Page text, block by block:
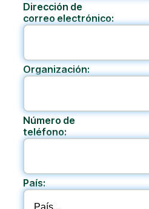
Dirección de
correo electrónico:
Organización:
Número de
teléfono:
País: